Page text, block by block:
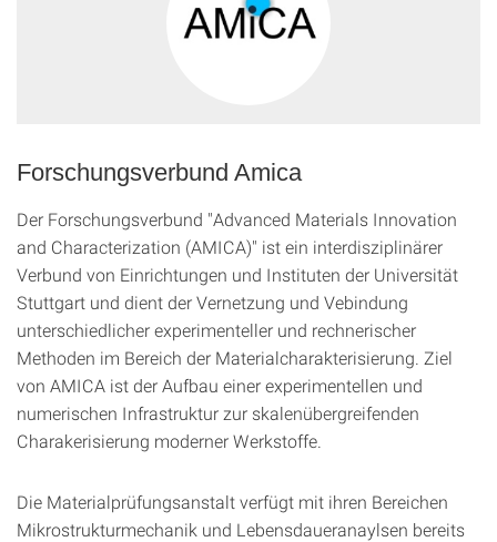
Forschungsverbund Amica
Der Forschungsverbund "Advanced Materials Innovation
and Characterization (AMICA)" ist ein interdisziplinärer
Verbund von Einrichtungen und Instituten der Universität
Stuttgart und dient der Vernetzung und Vebindung
unterschiedlicher experimenteller und rechnerischer
Methoden im Bereich der Materialcharakterisierung. Ziel
von AMICA ist der Aufbau einer experimentellen und
numerischen Infrastruktur zur skalenübergreifenden
Charakerisierung moderner Werkstoffe.
Die Materialprüfungsanstalt verfügt mit ihren Bereichen
Mikrostrukturmechanik und Lebensdaueranaylsen bereits